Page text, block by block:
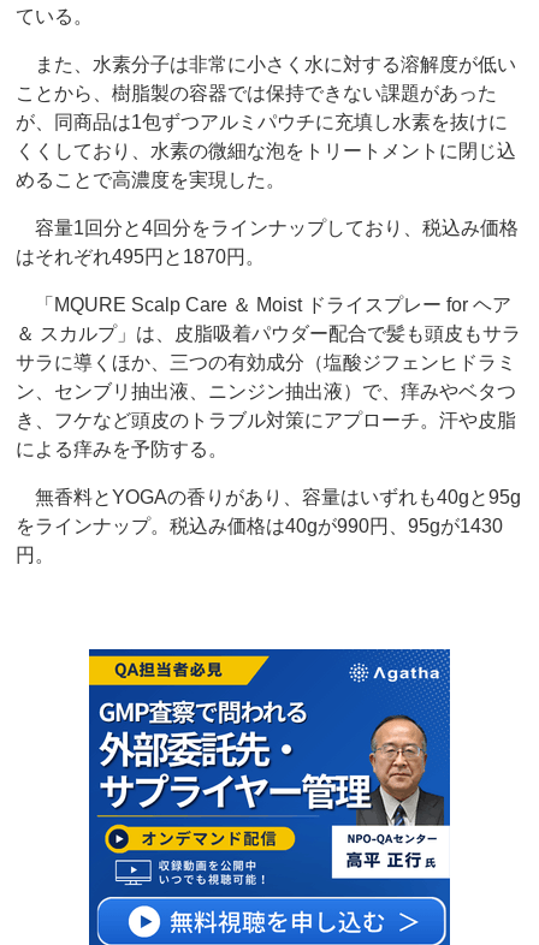
ている。
また、水素分子は非常に小さく水に対する溶解度が低い
ことから、樹脂製の容器では保持できない課題があった
が、同商品は1包ずつアルミパウチに充填し水素を抜けに
くくしており、水素の微細な泡をトリートメントに閉じ込
めることで高濃度を実現した。
容量1回分と4回分をラインナップしており、税込み価格
はそれぞれ495円と1870円。
「MQURE Scalp Care ＆ Moist ドライスプレー for ヘア
＆ スカルプ」は、皮脂吸着パウダー配合で髪も頭皮もサラ
サラに導くほか、三つの有効成分（塩酸ジフェンヒドラミ
ン、センブリ抽出液、ニンジン抽出液）で、痒みやベタつ
き、フケなど頭皮のトラブル対策にアプローチ。汗や皮脂
による痒みを予防する。
無香料とYOGAの香りがあり、容量はいずれも40gと95g
をラインナップ。税込み価格は40gが990円、95gが1430
円。